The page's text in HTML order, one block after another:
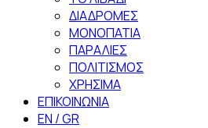
ΔΙΑΔΡΟΜΕΣ
ΜΟΝΟΠΑΤΙΑ
ΠΑΡΑΛΙΕΣ
ΠΟΛΙΤΙΣΜΟΣ
ΧΡΗΣΙΜΑ
ΕΠΙΚΟΙΝΩΝΙΑ
EN / GR